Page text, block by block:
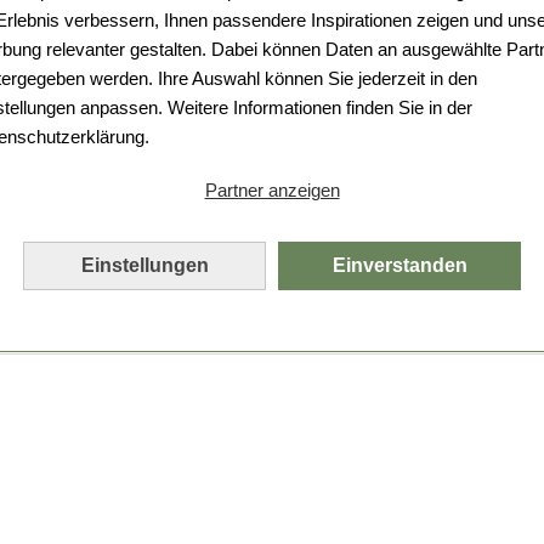
verbessern, Ihnen passendere Inspirationen zeigen und
relevanter gestalten. Dabei können Daten an ausgewählte
werden. Ihre Auswahl können Sie jederzeit in den
anpassen. Weitere Informationen finden Sie in der
Partner anzeigen
Einstellungen Einverstanden